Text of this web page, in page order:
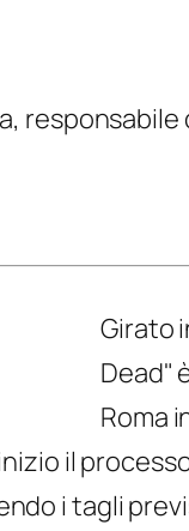
Girato
Dead"
Roma
il
i tagli